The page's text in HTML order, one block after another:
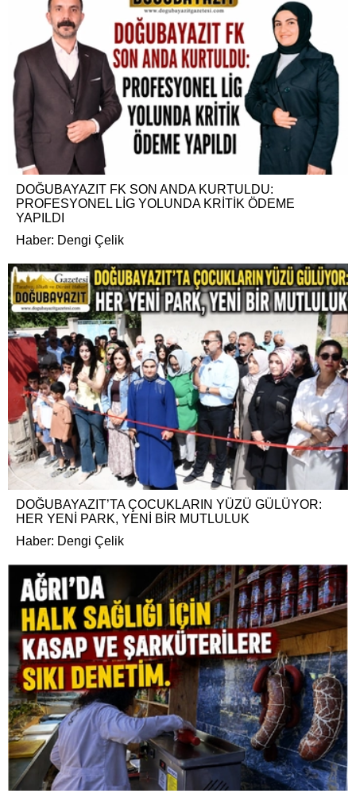
DOĞUBAYAZIT FK SON ANDA KURTULDU:
PROFESYONEL LİG YOLUNDA KRİTİK ÖDEME
YAPILDI
Haber: Dengi Çelik
DOĞUBAYAZIT’TA ÇOCUKLARIN YÜZÜ GÜLÜYOR:
HER YENİ PARK, YENİ BİR MUTLULUK
Haber: Dengi Çelik